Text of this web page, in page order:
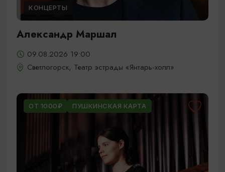
КОНЦЕРТЫ
Александр Маршал
09.08.2026 19:00
Светлогорск, Театр эстрады «Янтарь-холл»
ОТ 1000₽ ПУШКИНСКАЯ КАРТА